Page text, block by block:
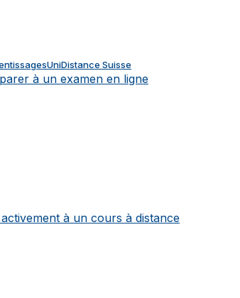
UniDistance Suisse
à un examen en ligne
à un cours à distance